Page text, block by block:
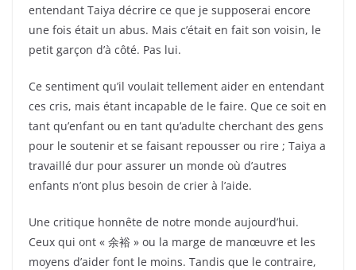
entendant Taiya décrire ce que je supposerai encore
une fois était un abus. Mais c’était en fait son voisin, le
petit garçon d’à côté. Pas lui.
Ce sentiment qu’il voulait tellement aider en entendant
ces cris, mais étant incapable de le faire. Que ce soit en
tant qu’enfant ou en tant qu’adulte cherchant des gens
pour le soutenir et se faisant repousser ou rire ; Taiya a
travaillé dur pour assurer un monde où d’autres
enfants n’ont plus besoin de crier à l’aide.
Une critique honnête de notre monde aujourd’hui.
Ceux qui ont « 余裕 » ou la marge de manœuvre et les
moyens d’aider font le moins. Tandis que le contraire,